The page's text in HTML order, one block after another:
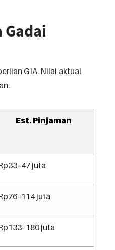
Gadai
GIA. Nilai aktual
Est. Pinjaman
juta
juta
juta